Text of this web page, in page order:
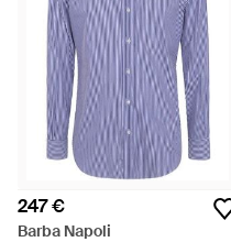
247 €
Barba Napoli